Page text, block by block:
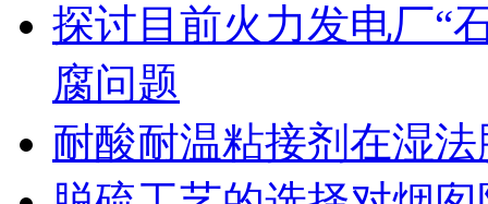
探讨目前火力发电厂“
腐问题
耐酸耐温粘接剂在湿